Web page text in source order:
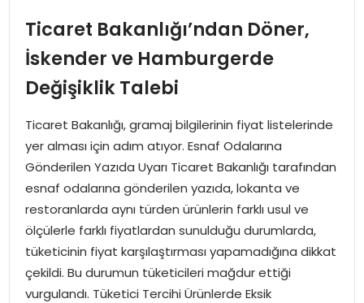
SIYASET
TEKNOLOJI
EĞITIM
MAGAZIN
SPOR
YAŞAM
Ticaret Bakanlığı’ndan Döner,
İskender ve Hamburgerde
Değişiklik Talebi
Ticaret Bakanlığı, gramaj bilgilerinin fiyat listelerinde
yer alması için adım atıyor. Esnaf Odalarına
Gönderilen Yazıda Uyarı Ticaret Bakanlığı tarafından
esnaf odalarına gönderilen yazıda, lokanta ve
restoranlarda aynı türden ürünlerin farklı usul ve
ölçülerle farklı fiyatlardan sunulduğu durumlarda,
tüketicinin fiyat karşılaştırması yapamadığına dikkat
çekildi. Bu durumun tüketicileri mağdur ettiği
vurgulandı. Tüketici Tercihi Ürünlerde Eksik